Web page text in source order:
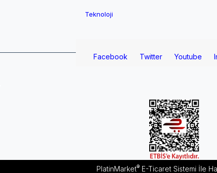
Teknoloji
Facebook Twitter Youtube
PlatinMarket®E-Ticaret Sistemiİle